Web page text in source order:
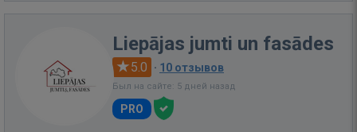
Liepājas jumti un fasādes
5.0 · 10 отзывов
Был на сайте: 5 дней назад
PRO